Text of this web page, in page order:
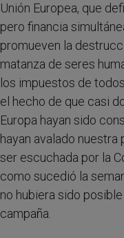
Unión Europea, que
pero financia
promueven la
matanza de seres
los impuestos de
el hecho de que casi
Europa hayan sido
hayan avalado
ser escuchada por la
como sucedió la
no hubiera sido
campaña.